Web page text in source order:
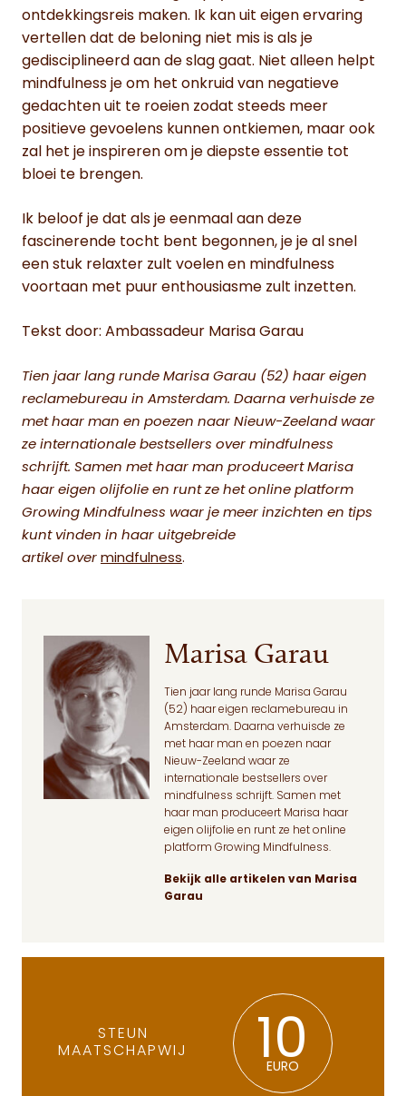
ontdekkingsreis maken. Ik kan uit eigen ervaring
vertellen dat de beloning niet mis is als je
gedisciplineerd aan de slag gaat. Niet alleen helpt
mindfulness je om het onkruid van negatieve
gedachten uit te roeien zodat steeds meer
positieve gevoelens kunnen ontkiemen, maar ook
zal het je inspireren om je diepste essentie tot
bloei te brengen.
Ik beloof je dat als je eenmaal aan deze
fascinerende tocht bent begonnen, je je al snel
een stuk relaxter zult voelen en mindfulness
voortaan met puur enthousiasme zult inzetten.
Tekst door: Ambassadeur Marisa Garau
Tien jaar lang runde Marisa Garau (52) haar eigen
reclamebureau in Amsterdam. Daarna verhuisde ze
met haar man en poezen naar Nieuw-Zeeland waar
ze internationale bestsellers over mindfulness
schrijft. Samen met haar man produceert Marisa
haar eigen olijfolie en runt ze het online platform
Growing Mindfulness waar je meer inzichten en tips
kunt vinden in haar uitgebreide
artikel over mindfulness.
Marisa Garau
Tien jaar lang runde Marisa Garau
(52) haar eigen reclamebureau in
Amsterdam. Daarna verhuisde ze
met haar man en poezen naar
Nieuw-Zeeland waar ze
internationale bestsellers over
mindfulness schrijft. Samen met
haar man produceert Marisa haar
eigen olijfolie en runt ze het online
platform Growing Mindfulness.
Bekijk alle artikelen van Marisa
Garau
STEUN
MAATSCHAPWIJ
10
EURO